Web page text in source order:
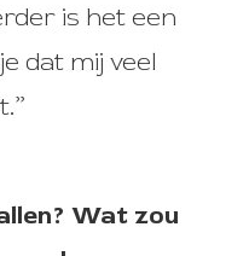
is het een
dat mij veel
Wat zou